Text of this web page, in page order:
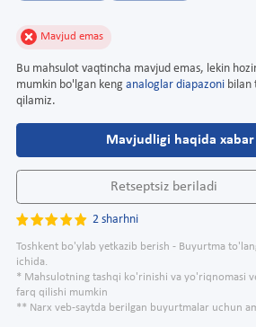
Mavjud emas
Bu mahsulot vaqtincha mavjud emas, lekin
mumkin bo'lgan keng analoglar diapazoni bilan
qilamiz.
Mavjudligi haqida
Retseptsiz beriladi
2 sharhni
Toshkent bo'ylab yetkazib berish - Buyurtma
ichida.
* Mahsulotning tashqi ko'rinishi va yo'riqnomasi
farq qilishi mumkin
** Narx veb-saytda berilgan buyurtmalar uchun